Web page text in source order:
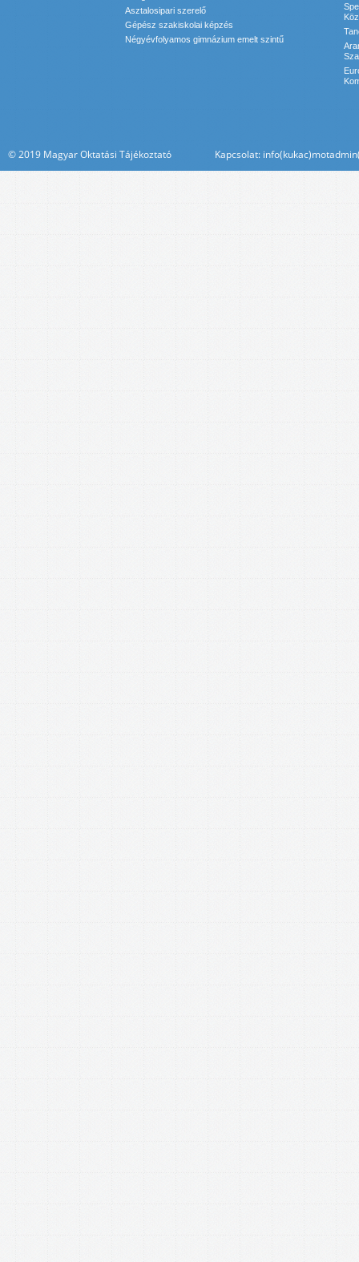
Asztalosipari szerelő
Gépész szakiskolai képzés
Négyévfolyamos gimnázium emelt szintű
© 2019 Magyar Oktatási Tájékoztató Kapcsolat: